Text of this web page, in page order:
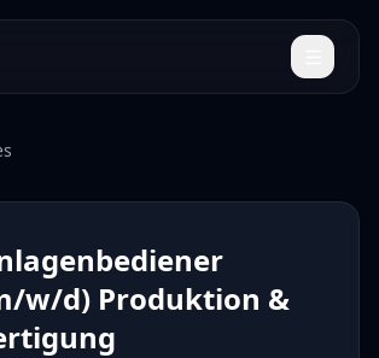
w/d) Produktion &